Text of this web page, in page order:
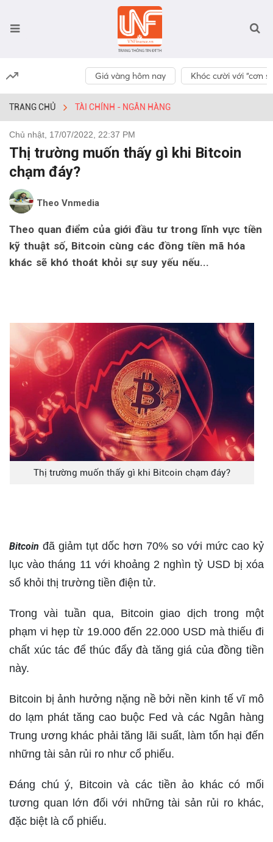
Giá vàng hôm nay Khóc cười với “cơn
TRANG CHỦ TÀI CHÍNH - NGÂN HÀNG
Chủ nhật, 17/07/2022, 22:37 PM
Thị trường muốn thấy gì khi Bitcoin
chạm đáy?
Theo Vnmedia
Theo quan điểm của giới đầu tư trong lĩnh vực tiền
kỹ thuật số, Bitcoin cùng các đồng tiền mã hóa
khác sẽ khó thoát khỏi sự suy yếu nếu...
Thị trường muốn thấy gì khi Bitcoin chạm đáy?
Bitcoin đã giảm tụt dốc hơn 70% so với mức cao kỷ
lục vào tháng 11 với khoảng 2 nghìn tỷ USD bị xóa
sổ khỏi thị trường tiền điện tử.
Trong vài tuần qua, Bitcoin giao dịch trong một
phạm vi hẹp từ 19.000 đến 22.000 USD mà thiếu đi
chất xúc tác để thúc đẩy đà tăng giá của đồng tiền
này.
Bitcoin bị ảnh hưởng nặng nề bởi nền kinh tế vĩ mô
do lạm phát tăng cao buộc Fed và các Ngân hàng
Trung ương khác phải tăng lãi suất, làm tổn hại đến
những tài sản rủi ro như cổ phiếu.
Đáng chú ý, Bitcoin và các tiền ảo khác có mối
tương quan lớn đối với những tài sản rủi ro khác,
đặc biệt là cổ phiếu.